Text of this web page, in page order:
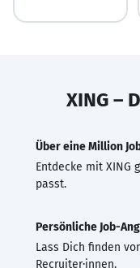
XING –
Über eine Million
Entdecke mit XING
passt.
Persönliche Job-
Lass Dich finden
Recruiter·innen.